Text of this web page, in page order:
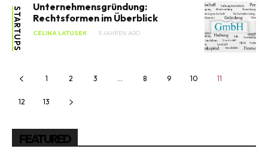
STARTUPS
Unternehmensgründung:
Rechtsformen im Überblick
CELINA LATUSEK 9 JAHREN AGO
1 2 3 … 8 9 10 11
12 13
FEATURED